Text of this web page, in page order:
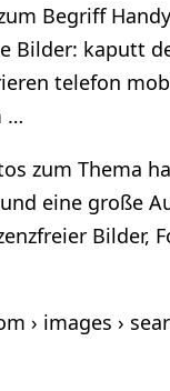
Begriff
Bilder: kaputt
telefon
…
zum Thema
eine große
Bilder,
› images ›